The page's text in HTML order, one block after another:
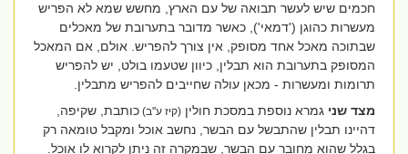
חכמים שיש לעשר תבואה של עם הארץ, מחשש שמא לא הפריש
מעשרות כהוגן ('דמאי'), כאשר מדובר בתערובת של מאכלים
שבתוכה מאכל אחד מסופק, אין צורך להפריש. אולם, אם המאכל
המסופק בתערובת הוא תבלין, כיוון שטעמו בולט, יש להפריש
תרומות ומעשרות - מכאן עולה שחייבים להפריש מתבלין.
מצד שניגמרא נוספת במסכת חולין(קיז ע''ב)כותבת, שקיפה,
דהיינו תבלין שהתבשל עם הבשר, נחשב אוכל ומקבל טומאה רק
בגלל שהוא מחובר עם הבשר, שבמקרה זה ניתן לקרוא לו אוכל.